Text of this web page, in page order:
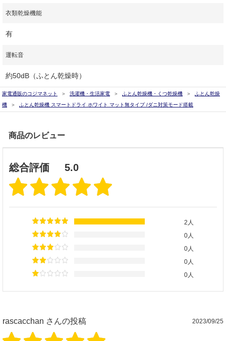
衣類乾燥機能
有
運転音
約50dB（ふとん乾燥時）
家電通販のコジマネット 洗濯機・生活家電 ふとん乾燥機・くつ乾燥機
ふとん乾燥
機
ふとん乾燥機 スマートドライ ホワイト マット無タイプ /ダニ対策モード搭載
商品のレビュー
総合評価 5.0
2人
0人
0人
0人
0人
rascacchan さんの投稿 2023/09/25